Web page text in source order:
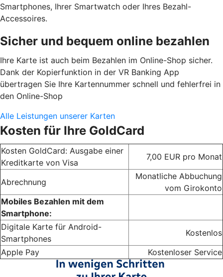
Smartphones, Ihrer Smartwatch oder Ihres Bezahl-
Accessoires.
Sicher und bequem online bezahlen
Ihre Karte ist auch beim Bezahlen im Online-Shop sicher.
Dank der Kopierfunktion in der VR Banking App
übertragen Sie Ihre Kartennummer schnell und fehlerfrei in
den Online-Shop
Alle Leistungen unserer Karten
Kosten für Ihre GoldCard
Kosten GoldCard: Ausgabe einer
Kreditkarte von Visa
7,00 EUR pro Monat
Abrechnung
Monatliche Abbuchung
vom Girokonto
Mobiles Bezahlen mit dem
Smartphone:
Digitale Karte für Android-
Smartphones
Kostenlos
Apple Pay
Kostenloser Service